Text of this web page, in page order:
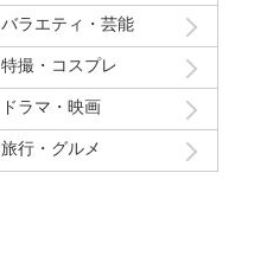
バラエティ・芸能
特撮・コスプレ
ドラマ・映画
旅行・グルメ